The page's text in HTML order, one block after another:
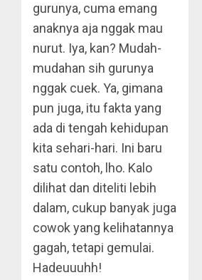
gurunya, cuma emang
anaknya aja nggak mau
nurut. Iya, kan? Mudah-
mudahan sih gurunya
nggak cuek. Ya, gimana
pun juga, itu fakta yang
ada di tengah kehidupan
kita sehari-hari. Ini baru
satu contoh, lho. Kalo
dilihat dan diteliti lebih
dalam, cukup banyak juga
cowok yang kelihatannya
gagah, tetapi gemulai.
Hadeuuuhh!